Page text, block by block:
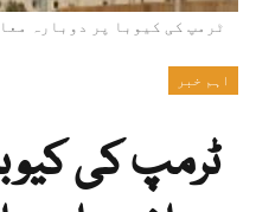
ٹرمپ کی کیوبا پر دوبارہ
اہم خبر
ٹرمپ کی